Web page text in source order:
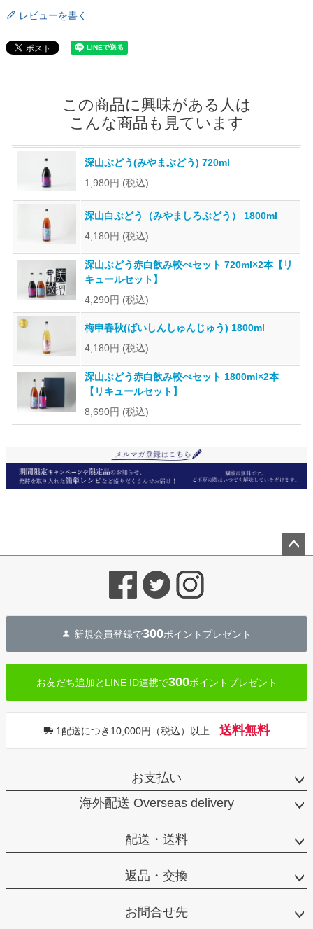
レビューを書く
この商品に興味がある人は
こんな商品も見ています
深山ぶどう(みやまぶどう) 720ml
1,980円 (税込)
深山白ぶどう（みやましろぶどう） 1800ml
4,180円 (税込)
深山ぶどう赤白飲み較べセット 720ml×2本【リ
キュールセット】
4,290円 (税込)
梅申春秋(ばいしんしゅんじゅう) 1800ml
4,180円 (税込)
深山ぶどう赤白飲み較べセット 1800ml×2本
【リキュールセット】
8,690円 (税込)
新規会員登録で300ポイントプレゼント
お友だち追加とLINE ID連携で300ポイントプレゼント
1配送につき10,000円（税込）以上 送料無料
お支払い
海外配送 Overseas delivery
配送・送料
返品・交換
お問合せ先